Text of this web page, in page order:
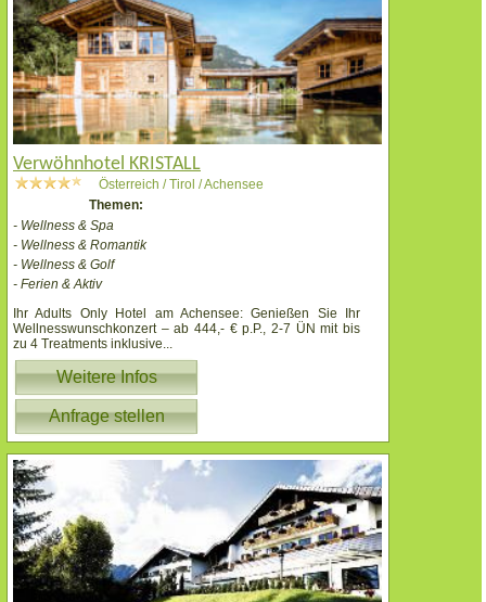
Verwöhnhotel KRISTALL
Österreich / Tirol / Achensee
Themen:
- Wellness & Spa
- Wellness & Romantik
- Wellness & Golf
- Ferien & Aktiv
Ihr Adults Only Hotel am Achensee: Genießen Sie Ihr
Wellnesswunschkonzert – ab 444,- € p.P., 2-7 ÜN mit bis
zu 4 Treatments inklusive...
Weitere Infos
Anfrage stellen